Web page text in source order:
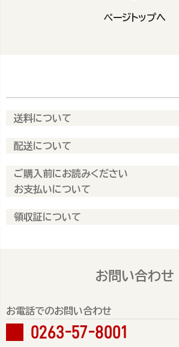
ページトップへ
送料について
配送について
ご購入前にお読みください
お支払いについて
領収証について
お問い合わせ
お電話でのお問い合わせ
0263-57-8001